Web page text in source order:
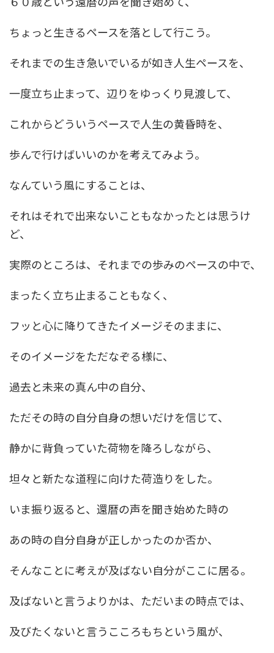
ちょっと生きるペースを落として行こう。
それまでの生き急いでいるが如き人生ペースを、
一度立ち止まって、辺りをゆっくり見渡して、
これからどういうペースで人生の黄昏時を、
歩んで行けばいいのかを考えてみよう。
なんていう風にすることは、
それはそれで出来ないこともなかったとは思うけ
ど、
実際のところは、それまでの歩みのペースの中で、
まったく立ち止まることもなく、
フッと心に降りてきたイメージそのままに、
そのイメージをただなぞる様に、
過去と未来の真ん中の自分、
ただその時の自分自身の想いだけを信じて、
静かに背負っていた荷物を降ろしながら、
坦々と新たな道程に向けた荷造りをした。
いま振り返ると、還暦の声を聞き始めた時の
あの時の自分自身が正しかったのか否か、
そんなことに考えが及ばない自分がここに居る。
及ばないと言うよりかは、ただいまの時点では、
及びたくないと言うこころもちという風が、